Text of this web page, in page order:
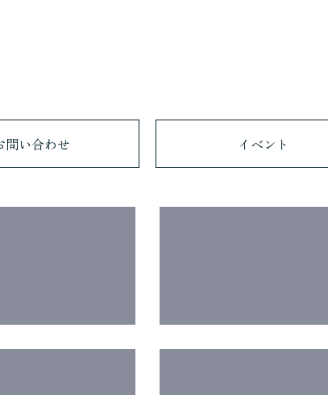
問い合わせ イベント